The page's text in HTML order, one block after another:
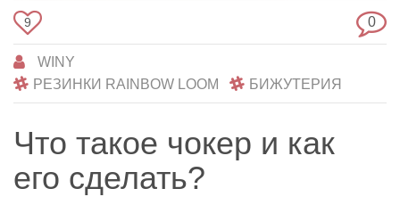
9 0
WINY
РЕЗИНКИ RAINBOW LOOM
БИЖУТЕРИЯ
Что такое чокер и как
его сделать?